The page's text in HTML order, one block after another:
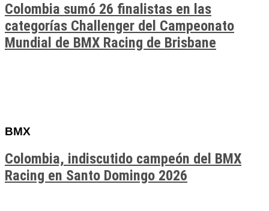
Colombia sumó 26 finalistas en las
categorías Challenger del Campeonato
Mundial de BMX Racing de Brisbane
BMX
Colombia, indiscutido campeón del BMX
Racing en Santo Domingo 2026